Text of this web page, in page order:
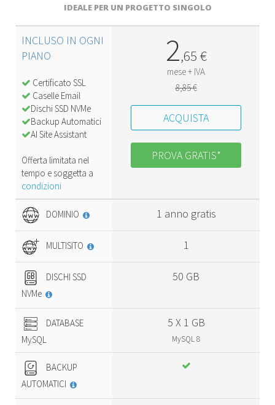
IDEALE PER UN PROGETTO SINGOLO
INCLUSO IN OGNI
PIANO
Certificato SSL
Caselle Email
Dischi SSD NVMe
Backup Automatici
AI Site Assistant
Offerta limitata nel
tempo e soggetta a
condizioni
2,65 €
mese + IVA
8,85 €
ACQUISTA
PROVA GRATIS*
DOMINIO 1 anno gratis
MULTISITO 1
DISCHI SSD
NVMe
50 GB
DATABASE
MySQL
5 X 1 GB
MySQL 8
BACKUP
AUTOMATICI